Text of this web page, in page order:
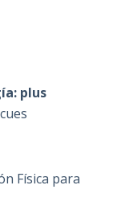
plus
Física para